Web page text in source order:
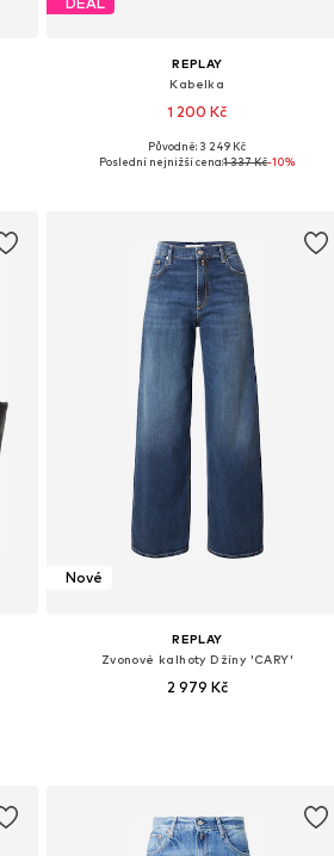
REPLAY
Kabelka
1 200 Kč
Dostupné velikosti: One Size
Původně: 3 249 Kč
Poslední nejnižší cena:1 337 Kč-10%
Nové
REPLAY
Zvonové kalhoty Džíny 'CARY'
2 979 Kč